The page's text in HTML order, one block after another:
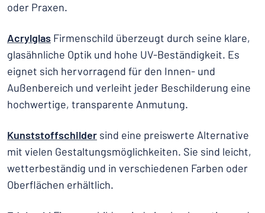
oder Praxen.
Acrylglas Firmenschild überzeugt durch seine klare,
glasähnliche Optik und hohe UV-Beständigkeit. Es
eignet sich hervorragend für den Innen- und
Außenbereich und verleiht jeder Beschilderung eine
hochwertige, transparente Anmutung.
Kunststoffschilder sind eine preiswerte Alternative
mit vielen Gestaltungsmöglichkeiten. Sie sind leicht,
wetterbeständig und in verschiedenen Farben oder
Oberflächen erhältlich.